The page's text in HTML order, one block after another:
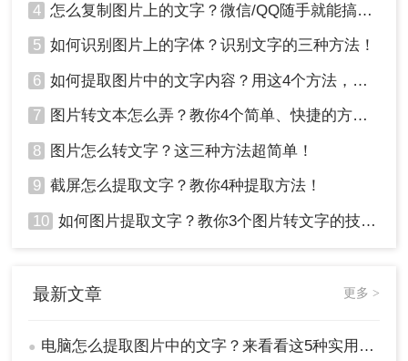
操作步骤：
1、百度搜索“转转大师”，然后从官网
(https://pdftoword.55.la/)下载安装软件。
2、上传要转换的图片，如果要转换的图片较
多可以直接添加文件夹从而批量转换，点击转
转换。
4 怎么复制图片上的文字？微信/QQ随手就能搞，真不用装一堆软件！
5 如何识别图片上的字体？识别文字的三种方法！
6 如何提取图片中的文字内容？用这4个方法，轻松搞定！
7 图片转文本怎么弄？教你4个简单、快捷的方法！
8 图片怎么转文字？这三种方法超简单！
9 截屏怎么提取文字？教你4种提取方法！
10 如何图片提取文字？教你3个图片转文字的技巧，太实用了！
最新文章 更多 >
● 电脑怎么提取图片中的文字？来看看这5种实用方法详解吧！